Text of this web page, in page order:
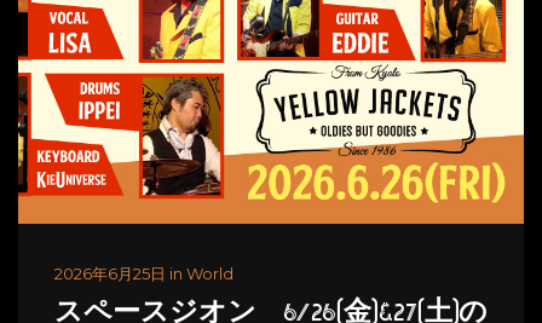
2026年6月25日 in World
スペースジオン 6/26(金)&27(土)の